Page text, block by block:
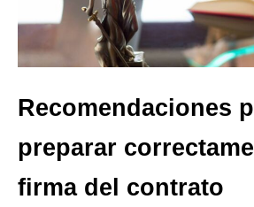
Recomendaciones
preparar
firma del contrato